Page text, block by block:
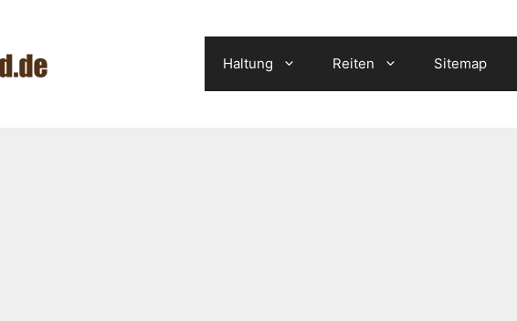
Haltung Reiten Sitemap